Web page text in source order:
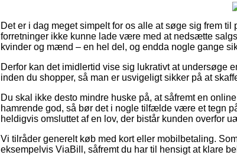
Det er i dag meget simpelt for os alle at søge sig frem
forretninger ikke kunne lade være med at nedsætte
kvinder og mænd – en hel del, og endda nogle gange
Derfor kan det imidlertid vise sig lukrativt at undersøge
inden du shopper, så man er usvigeligt sikker på at
Du skal ikke desto mindre huske på, at såfremt en
hamrende god, så bør det i nogle tilfælde være et tegn
heldigvis omsluttet af en lov, der bistår kunden overfor
Vi tilråder generelt køb med kort eller mobilbetaling.
eksempelvis ViaBill, såfremt du har til hensigt at klare